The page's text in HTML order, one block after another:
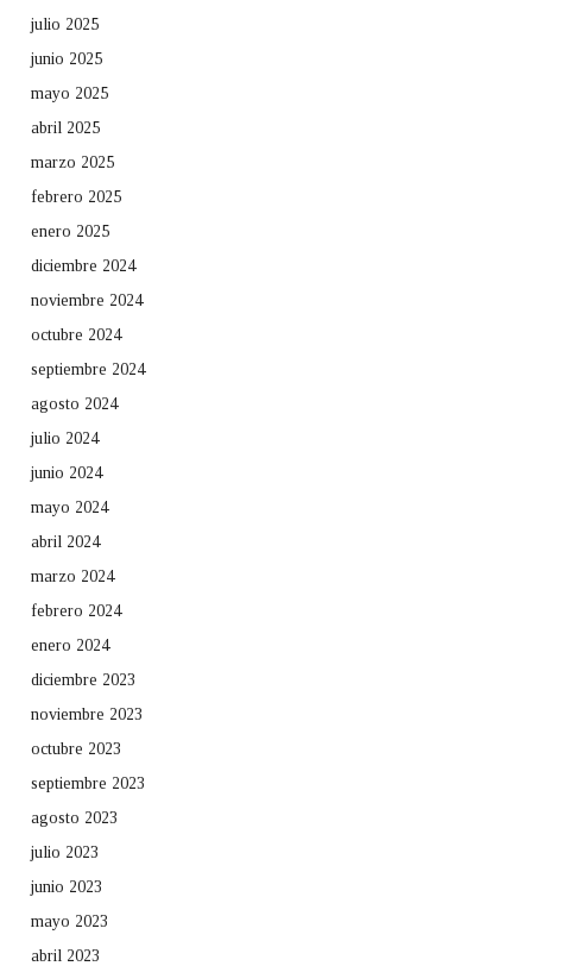
julio 2025
junio 2025
mayo 2025
abril 2025
marzo 2025
febrero 2025
enero 2025
diciembre 2024
noviembre 2024
octubre 2024
septiembre 2024
agosto 2024
julio 2024
junio 2024
mayo 2024
abril 2024
marzo 2024
febrero 2024
enero 2024
diciembre 2023
noviembre 2023
octubre 2023
septiembre 2023
agosto 2023
julio 2023
junio 2023
mayo 2023
abril 2023